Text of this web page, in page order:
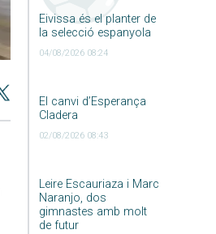
Eivissa és el planter de
la selecció espanyola
04/08/2026 08:24
El canvi d’Esperança
Cladera
02/08/2026 08:43
Leire Escauriaza i Marc
Naranjo, dos
gimnastes amb molt
de futur